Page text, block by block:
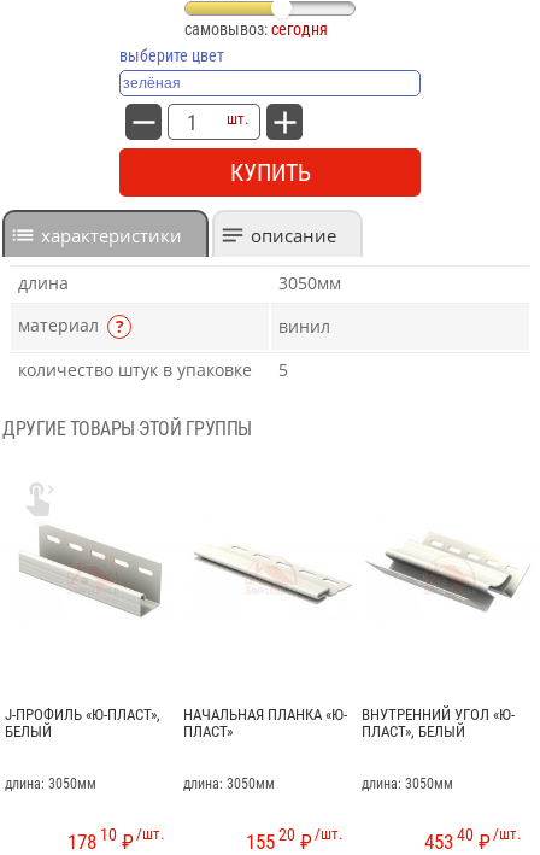
самовывоз:сегодня
выберите цвет
шт.
КУПИТЬ
характеристики описание
длина
3050мм
материал
?
винил
количество штук в упаковке
5
ДРУГИЕ ТОВАРЫ ЭТОЙ ГРУППЫ
J-ПРОФИЛЬ «Ю-ПЛАСТ»,
БЕЛЫЙ
длина: 3050мм
/шт.
178 10 ₽
НАЧАЛЬНАЯ ПЛАНКА «Ю-
ПЛАСТ»
длина: 3050мм
/шт.
15520 ₽
ВНУТРЕННИЙ УГОЛ «Ю-
ПЛАСТ», БЕЛЫЙ
длина: 3050мм
/шт.
45340 ₽
